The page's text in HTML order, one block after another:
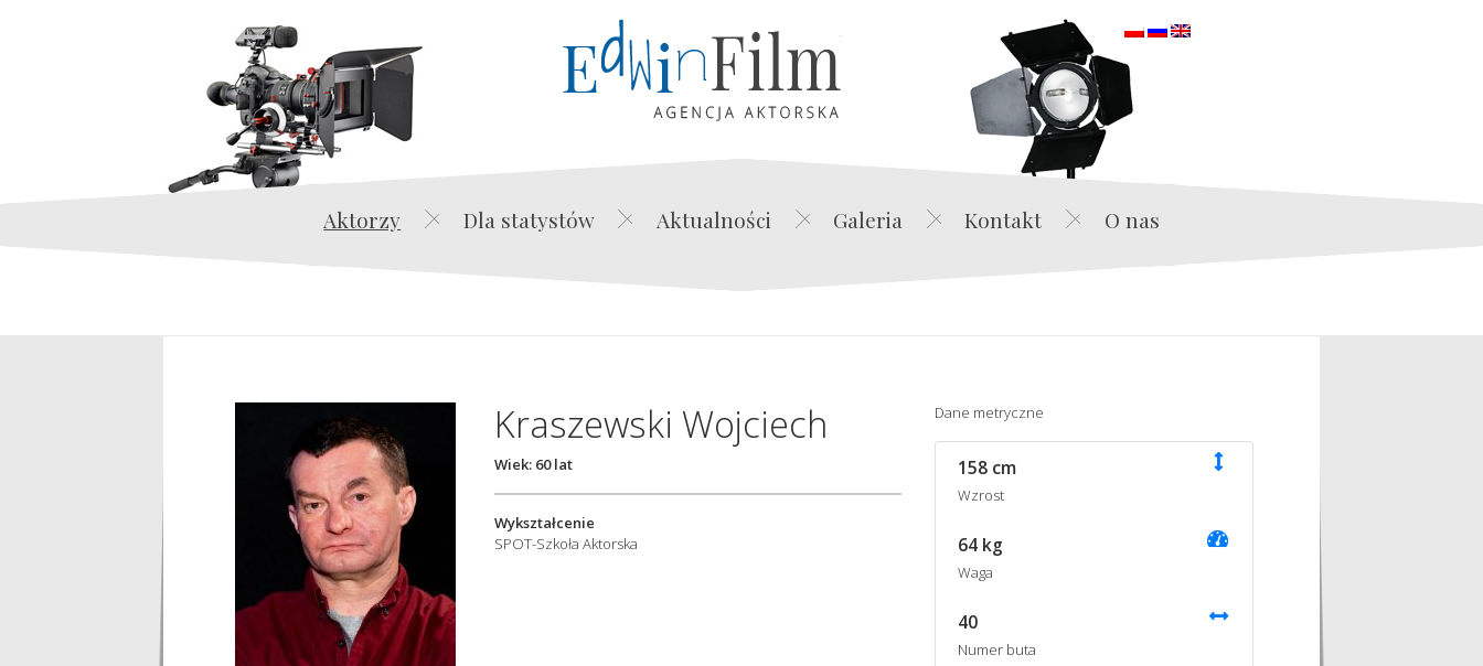
Edwin Film Agencja Aktorska
Aktorzy Dla statystów Aktualności Galeria Kontakt O nas
Kraszewski Wojciech
Wiek: 60 lat
Wykształcenie
SPOT-Szkoła Aktorska
Dane metryczne
158 cm
Wzrost
64 kg
Waga
40
Numer buta